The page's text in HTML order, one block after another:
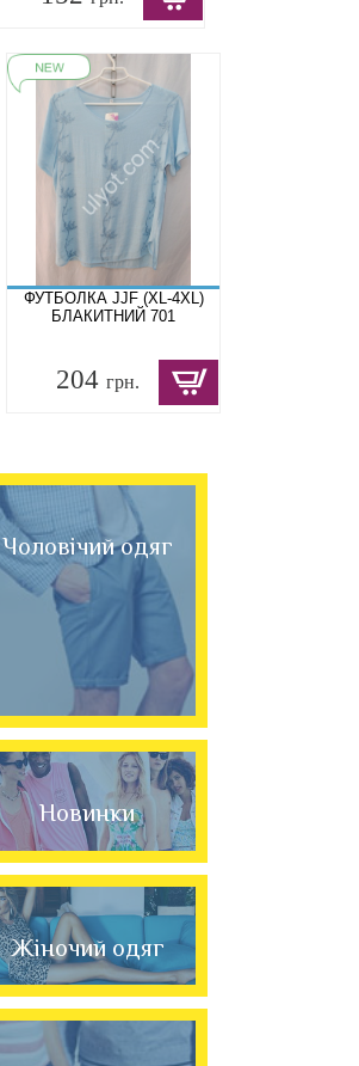
ФУТБОЛКА JJF (XL-4XL)
БЛАКИТНИЙ 701
204 грн.
Чоловічий одяг
Новинки
Жіночий одяг